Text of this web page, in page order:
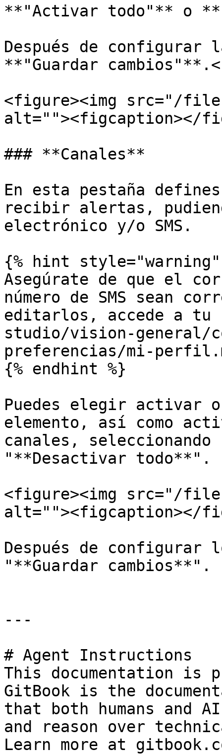
**"Activar todo"** o
Después de
**"Guardar
<figure><img src="/
alt=""><figcaption></
### **Canales**
En esta pestaña
recibir alertas,
electrónico y/o SMS.
{% hint style="warning"
Asegúrate de que el
número de SMS sean
editarlos, accede a
studio/vision-general/
preferencias/mi-
{% endhint %}
Puedes elegir activar
elemento, así como
canales,
"**Desactivar todo**".
<figure><img src="/files/
alt=""><figcaption></
Después de
"**Guardar cambios**".
---
# Agent Instructions
This documentation is
GitBook is the
that both humans and
and reason over
Learn more at